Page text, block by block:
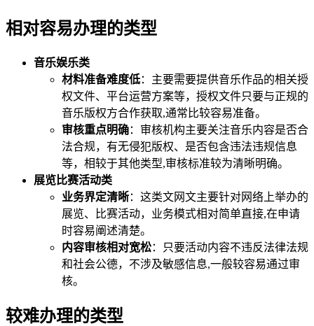
相对容易办理的类型
音乐娱乐类
材料准备难度低：主要需要提供音乐作品的相关授
权文件、平台运营方案等，授权文件只要与正规的
音乐版权方合作获取,通常比较容易准备。
审核重点明确：审核机构主要关注音乐内容是否合
法合规，有无侵犯版权、是否包含违法违规信息
等，相较于其他类型,审核标准较为清晰明确。
展览比赛活动类
业务界定清晰：这类文网文主要针对网络上举办的
展览、比赛活动，业务模式相对简单直接,在申请
时容易阐述清楚。
内容审核相对宽松：只要活动内容不违反法律法规
和社会公德，不涉及敏感信息,一般较容易通过审
核。
较难办理的类型